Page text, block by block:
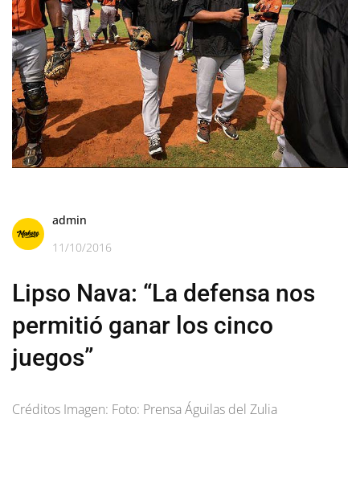
admin
11/10/2016
Lipso Nava: “La defensa nos
permitió ganar los cinco
juegos”
Créditos Imagen: Foto: Prensa Águilas del Zulia